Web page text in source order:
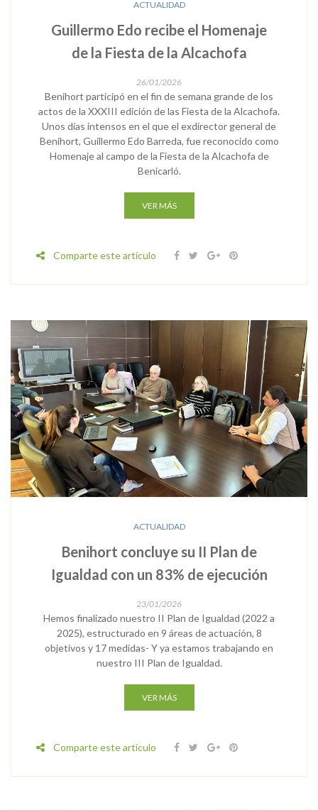
ACTUALIDAD
Guillermo Edo recibe el Homenaje
de la Fiesta de la Alcachofa
26/01/2026
Benihort participó en el fin de semana grande de los
actos de la XXXIII edición de las Fiesta de la Alcachofa.
Unos días intensos en el que el exdirector general de
Benihort, Guillermo Edo Barreda, fue reconocido como
Homenaje al campo de la Fiesta de la Alcachofa de
Benicarló.
VER MÁS
Comparte este artículo
ACTUALIDAD
Benihort concluye su II Plan de
Igualdad con un 83% de ejecución
23/01/2026
Hemos finalizado nuestro II Plan de Igualdad (2022 a
2025), estructurado en 9 áreas de actuación, 8
objetivos y 17 medidas- Y ya estamos trabajando en
nuestro III Plan de Igualdad.
VER MÁS
Comparte este artículo